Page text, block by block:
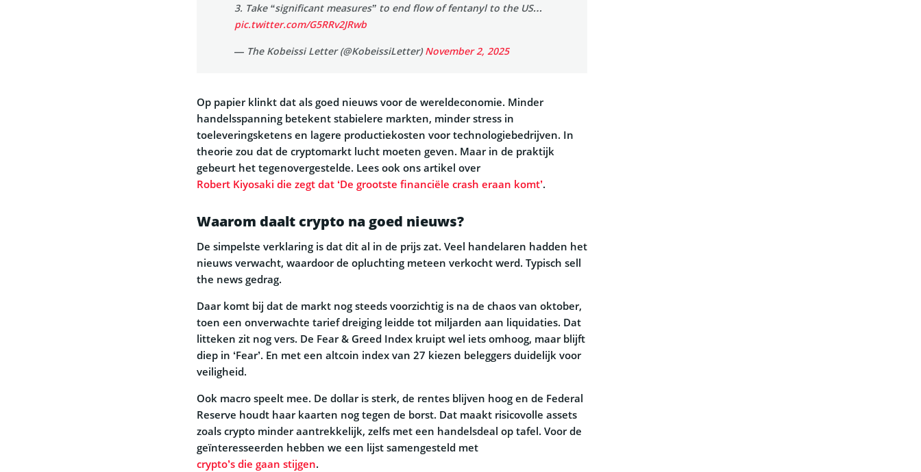
3. Take “significant measures” to end flow of fentanyl to the US…
pic.twitter.com/G5RRv2JRwb
— The Kobeissi Letter (@KobeissiLetter)November 2, 2025
Op papier klinkt dat als goed nieuws voor de wereldeconomie. Minder
handelsspanning betekent stabielere markten, minder stress in
toeleveringsketens en lagere productiekosten voor technologiebedrijven. In
theorie zou dat de cryptomarkt lucht moeten geven. Maar in de praktijk
gebeurt het tegenovergestelde. Lees ook ons artikel over
Robert Kiyosaki die zegt dat ‘De grootste financiële crash eraan komt’.
Waarom daalt crypto na goed nieuws?
De simpelste verklaring is dat dit al in de prijs zat. Veel handelaren hadden het
nieuws verwacht, waardoor de opluchting meteen verkocht werd. Typisch sell
the news gedrag.
Daar komt bij dat de markt nog steeds voorzichtig is na de chaos van oktober,
toen een onverwachte tarief dreiging leidde tot miljarden aan liquidaties. Dat
litteken zit nog vers. De Fear & Greed Index kruipt wel iets omhoog, maar blijft
diep in ‘Fear’. En met een altcoin index van 27 kiezen beleggers duidelijk voor
veiligheid.
Ook macro speelt mee. De dollar is sterk, de rentes blijven hoog en de Federal
Reserve houdt haar kaarten nog tegen de borst. Dat maakt risicovolle assets
zoals crypto minder aantrekkelijk, zelfs met een handelsdeal op tafel. Voor de
geïnteresseerden hebben we een lijst samengesteld met
crypto’s die gaan stijgen.